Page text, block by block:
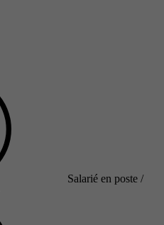
Salarié en poste /